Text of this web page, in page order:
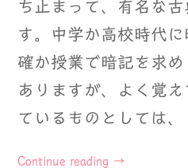
ち止まって、有名な
す。中学か高校時代に
確か授業で暗記を求
ありますが、よく覚
ているものとしては、
Continue reading →